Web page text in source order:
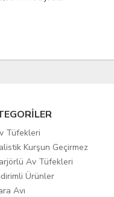
Tüfekleri
Kurşun Geçirmez
Av Tüfekleri
Ürünler
Avı